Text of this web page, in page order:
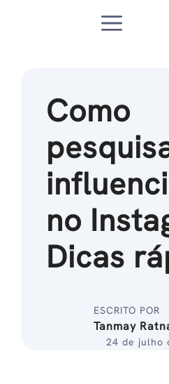
Como
no
Dicas
ESCRITO POR
Tanmay
24 de julho